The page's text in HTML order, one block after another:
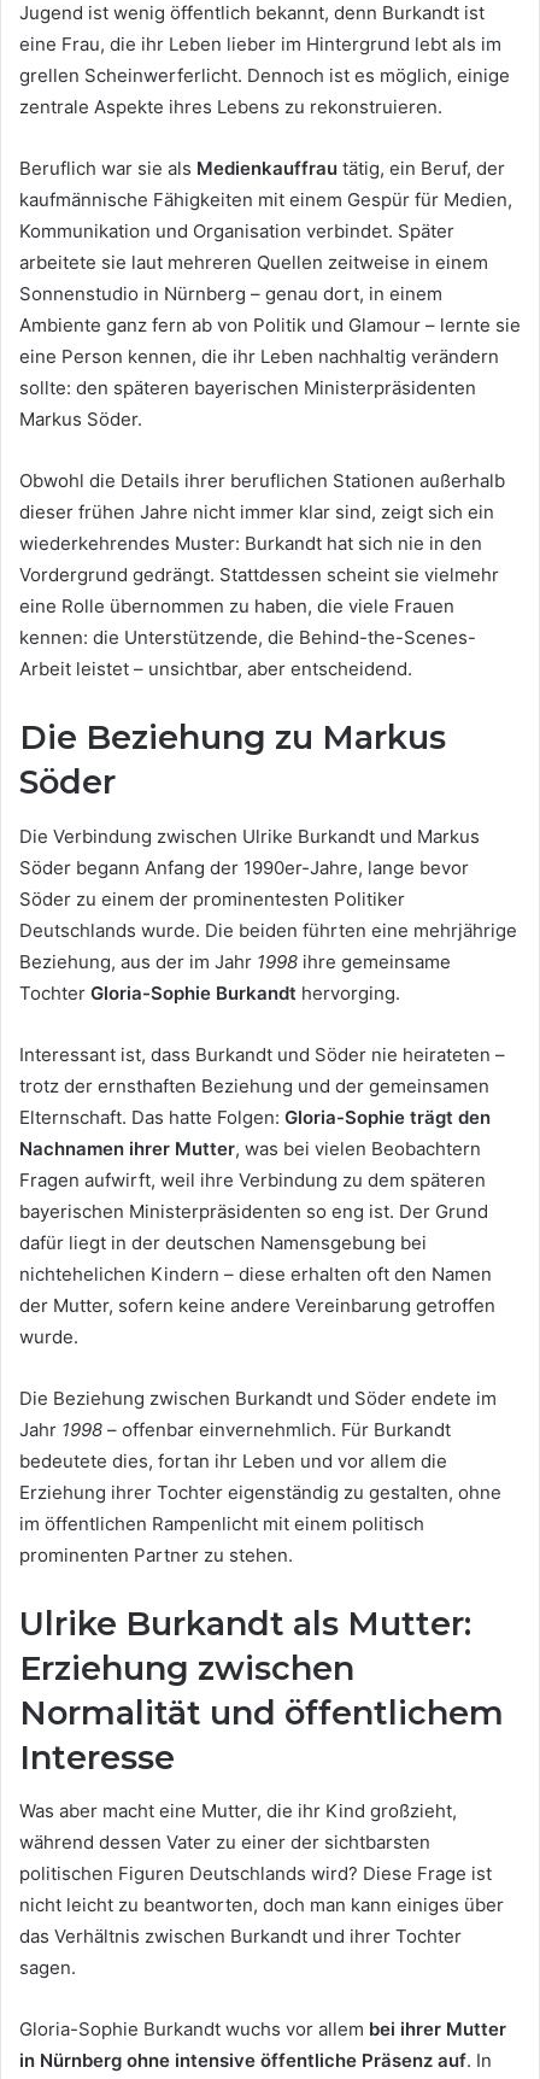
Jugend ist wenig öffentlich bekannt, denn Burkandt ist
eine Frau, die ihr Leben lieber im Hintergrund lebt als im
grellen Scheinwerferlicht. Dennoch ist es möglich, einige
zentrale Aspekte ihres Lebens zu rekonstruieren.
Beruflich war sie als Medienkauffrau tätig, ein Beruf, der
kaufmännische Fähigkeiten mit einem Gespür für Medien,
Kommunikation und Organisation verbindet. Später
arbeitete sie laut mehreren Quellen zeitweise in einem
Sonnenstudio in Nürnberg – genau dort, in einem
Ambiente ganz fern ab von Politik und Glamour – lernte sie
eine Person kennen, die ihr Leben nachhaltig verändern
sollte: den späteren bayerischen Ministerpräsidenten
Markus Söder.
Obwohl die Details ihrer beruflichen Stationen außerhalb
dieser frühen Jahre nicht immer klar sind, zeigt sich ein
wiederkehrendes Muster: Burkandt hat sich nie in den
Vordergrund gedrängt. Stattdessen scheint sie vielmehr
eine Rolle übernommen zu haben, die viele Frauen
kennen: die Unterstützende, die Behind-the-Scenes-
Arbeit leistet – unsichtbar, aber entscheidend.
Die Beziehung zu Markus
Söder
Die Verbindung zwischen Ulrike Burkandt und Markus
Söder begann Anfang der 1990er-Jahre, lange bevor
Söder zu einem der prominentesten Politiker
Deutschlands wurde. Die beiden führten eine mehrjährige
Beziehung, aus der im Jahr 1998 ihre gemeinsame
Tochter Gloria-Sophie Burkandt hervorging.
Interessant ist, dass Burkandt und Söder nie heirateten –
trotz der ernsthaften Beziehung und der gemeinsamen
Elternschaft. Das hatte Folgen: Gloria-Sophie trägt den
Nachnamen ihrer Mutter, was bei vielen Beobachtern
Fragen aufwirft, weil ihre Verbindung zu dem späteren
bayerischen Ministerpräsidenten so eng ist. Der Grund
dafür liegt in der deutschen Namensgebung bei
nichtehelichen Kindern – diese erhalten oft den Namen
der Mutter, sofern keine andere Vereinbarung getroffen
wurde.
Die Beziehung zwischen Burkandt und Söder endete im
Jahr 1998 – offenbar einvernehmlich. Für Burkandt
bedeutete dies, fortan ihr Leben und vor allem die
Erziehung ihrer Tochter eigenständig zu gestalten, ohne
im öffentlichen Rampenlicht mit einem politisch
prominenten Partner zu stehen.
Ulrike Burkandt als Mutter:
Erziehung zwischen
Normalität und öffentlichem
Interesse
Was aber macht eine Mutter, die ihr Kind großzieht,
während dessen Vater zu einer der sichtbarsten
politischen Figuren Deutschlands wird? Diese Frage ist
nicht leicht zu beantworten, doch man kann einiges über
das Verhältnis zwischen Burkandt und ihrer Tochter
sagen.
Gloria-Sophie Burkandt wuchs vor allem bei ihrer Mutter
in Nürnberg ohne intensive öffentliche Präsenz auf. In